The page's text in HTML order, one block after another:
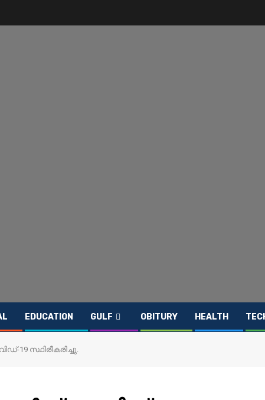
EDUCATION GULF OBITURY HEALTH
19 സ്ഥിരീകരിച്ചു.